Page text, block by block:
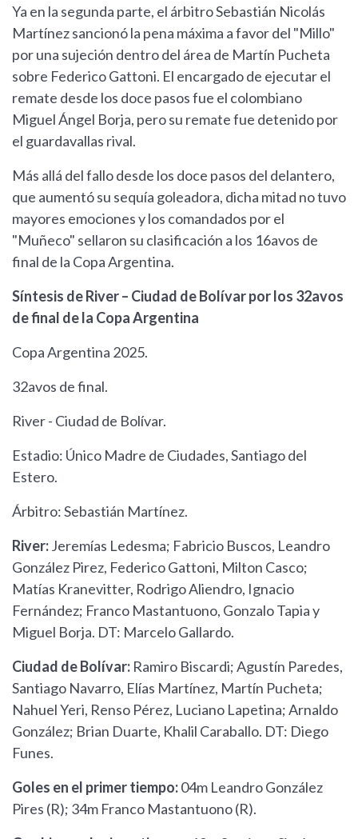
Ya en la segunda parte, el árbitro Sebastián Nicolás
Martínez sancionó la pena máxima a favor del "Millo"
por una sujeción dentro del área de Martín Pucheta
sobre Federico Gattoni. El encargado de ejecutar el
remate desde los doce pasos fue el colombiano
Miguel Ángel Borja, pero su remate fue detenido por
el guardavallas rival.
Más allá del fallo desde los doce pasos del delantero,
que aumentó su sequía goleadora, dicha mitad no tuvo
mayores emociones y los comandados por el
"Muñeco" sellaron su clasificación a los 16avos de
final de la Copa Argentina.
Síntesis de River – Ciudad de Bolívar por los 32avos
de final de la Copa Argentina
Copa Argentina 2025.
32avos de final.
River - Ciudad de Bolívar.
Estadio: Único Madre de Ciudades, Santiago del
Estero.
Árbitro: Sebastián Martínez.
River:Jeremías Ledesma; Fabricio Buscos, Leandro
González Pirez, Federico Gattoni, Milton Casco;
Matías Kranevitter, Rodrigo Aliendro, Ignacio
Fernández; Franco Mastantuono, Gonzalo Tapia y
Miguel Borja. DT: Marcelo Gallardo.
Ciudad de Bolívar: Ramiro Biscardi; Agustín Paredes,
Santiago Navarro, Elías Martínez, Martín Pucheta;
Nahuel Yeri, Renso Pérez, Luciano Lapetina; Arnaldo
González; Brian Duarte, Khalil Caraballo. DT: Diego
Funes.
Goles en el primer tiempo:04m Leandro González
Pires (R); 34m Franco Mastantuono (R).